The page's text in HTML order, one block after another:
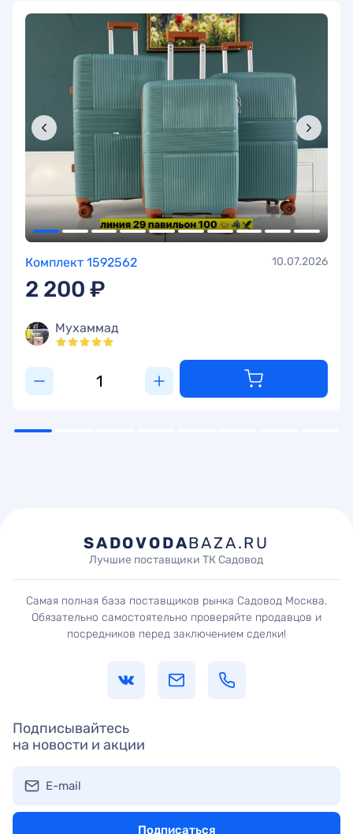
Комплект 1592562 10.07.2026
2 200 ₽
Мухаммад
SADOVODABAZA.RU
Лучшие поставщики ТК Садовод
Самая полная база поставщиков рынка Садовод Москва.
Обязательно самостоятельно проверяйте продавцов и
посредников перед заключением сделки!
Подписывайтесь
на новости и акции
E-mail
Подписаться